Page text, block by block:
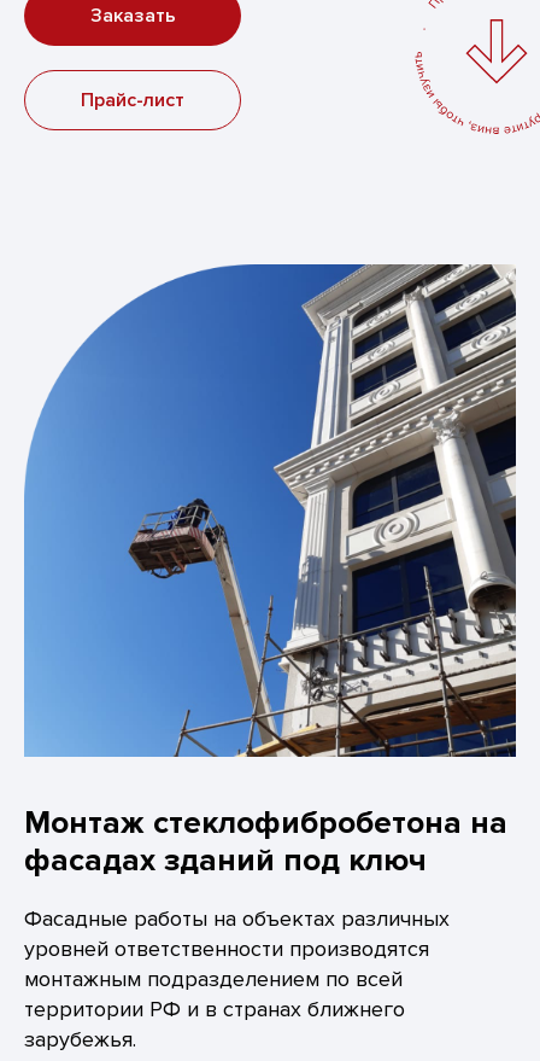
Прайс-лист
Заказать
Монтаж стеклофибробетона на
фасадах зданий под ключ
Фасадные работы на объектах различных
уровней ответственности производятся
монтажным подразделением по всей
территории РФ и в странах ближнего
зарубежья.